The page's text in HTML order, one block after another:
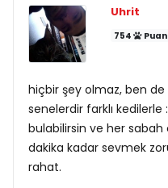
Uhrit
754 Puan
hiçbir şey olmaz, ben de
senelerdir farklı kedilerle
bulabilirsin ve her sabah
dakika kadar sevmek
rahat.